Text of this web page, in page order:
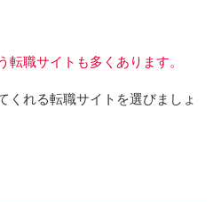
職サイトも多くあります。
くれる転職サイトを選びましょ